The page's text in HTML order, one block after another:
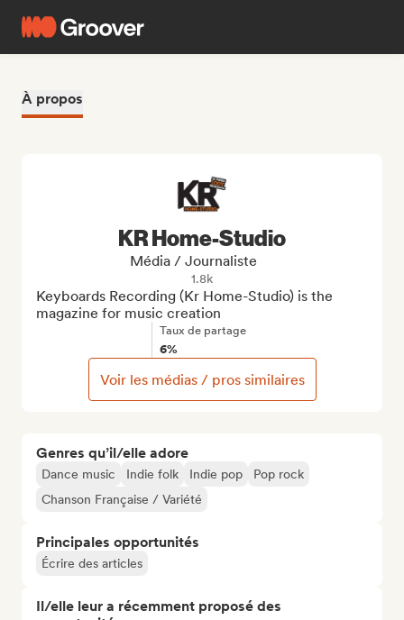
À propos
Genres qu’il/elle adore
Dance music Indie folk Indie pop
Pop rock
Chanson Française / Variété
Principales opportunités
Écrire des articles
Il/elle leur a récemment proposé des
KR Home-Studio
Média / Journaliste
1.8k
Keyboards Recording (Kr Home-Studio) is the
magazine for music creation
Taux de partage
6%
Voir les médias / pros similaires